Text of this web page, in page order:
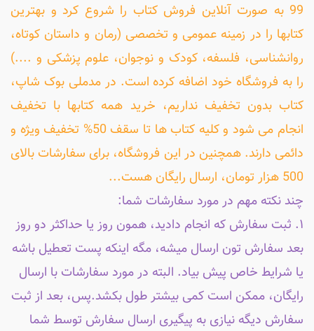
99 به صورت آنلاین فروش کتاب را شروع کرد و بهترین
کتابها را در زمینه عمومی و تخصصی (رمان و داستان کوتاه،
روانشناسی، فلسفه، کودک و نوجوان، علوم پزشکی و ....)
را به فروشگاه خود اضافه کرده است. در مدملی بوک شاپ،
کتاب بدون تخفیف نداریم، خرید همه کتابها با تخفیف
انجام می شود و کلیه کتاب ها تا سقف 50% تخفیف ویژه و
دائمی دارند. همچنین در این فروشگاه، برای سفارشات بالای
500 هزار تومان، ارسال رایگان هست...
چند نکته مهم در مورد سفارشات شما:
۱. ثبت سفارش که انجام دادید، همون روز یا حداکثر دو روز
بعد سفارش تون ارسال میشه، مگه اینکه پست تعطیل باشه
یا شرایط خاص پیش بیاد. البته در مورد سفارشات با ارسال
رایگان، ممکن است کمی بیشتر طول بکشد.پس، بعد از ثبت
سفارش دیگه نیازی به پیگیری ارسال سفارش توسط شما